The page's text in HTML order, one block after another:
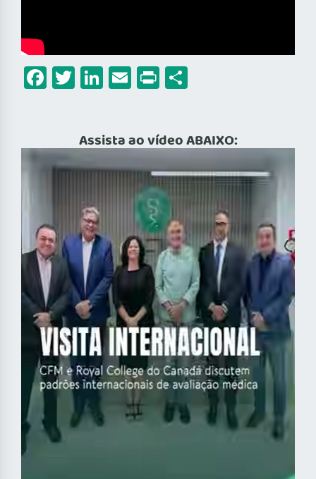
Facebook
Twitter
LinkedIn
Email
Print
Assista ao vídeo ABAIXO: